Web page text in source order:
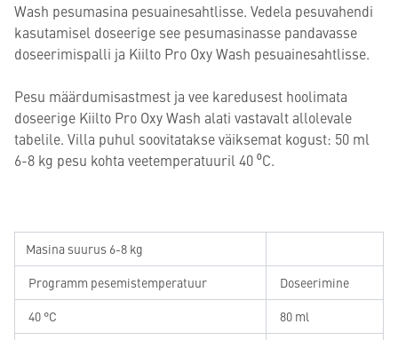
Wash pesumasina pesuainesahtlisse. Vedela pesuvahendi
kasutamisel doseerige see pesumasinasse pandavasse
doseerimispalli ja Kiilto Pro Oxy Wash pesuainesahtlisse.
Pesu määrdumisastmest ja vee karedusest hoolimata
doseerige Kiilto Pro Oxy Wash alati vastavalt allolevale
tabelile. Villa puhul soovitatakse väiksemat kogust: 50 ml
6-8 kg pesu kohta veetemperatuuril 40 ⁰C.
Masina suurus 6-8 kg
Programm pesemistemperatuur
Doseerimine
40 °C
80 ml